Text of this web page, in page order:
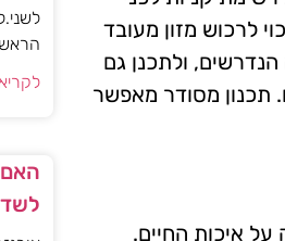
לרכוש מזון מעובד
ולתכנן גם
תכנון מסודר מאפשר
איכות החיים.
האם